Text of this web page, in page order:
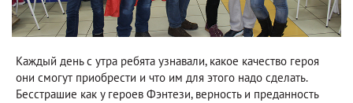
Каждый день с утра ребята узнавали, какое качество героя
они смогут приобрести и что им для этого надо сделать.
Бесстрашие как у героев Фэнтези, верность и преданность